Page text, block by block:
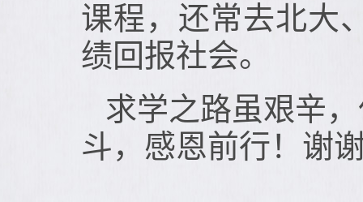
课程，还常去北大
绩回报社会。
求学之路虽艰辛
斗，感恩前行！谢